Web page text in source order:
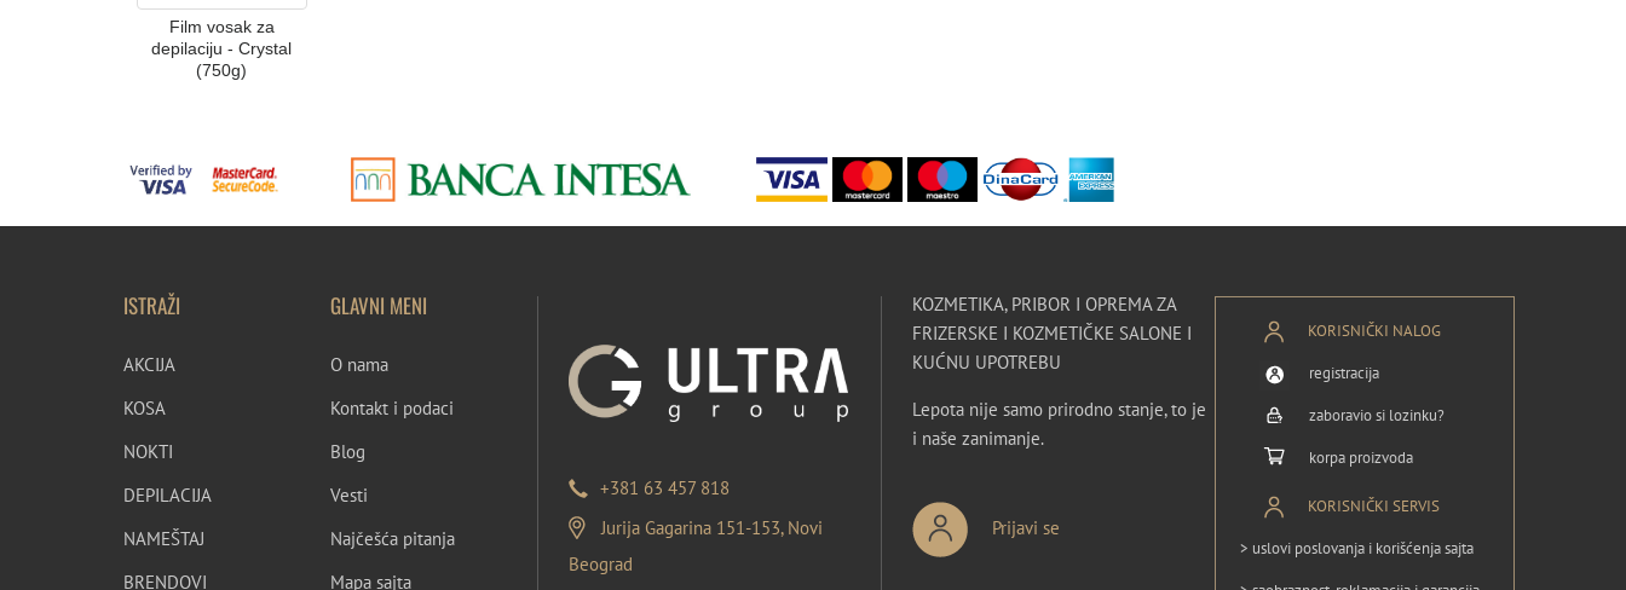
Film vosak za
depilaciju - Crystal
(750g)
ISTRAŽI
AKCIJA
KOSA
NOKTI
DEPILACIJA
NAMEŠTAJ
BRENDOVI
GLAVNI MENI
O nama
Kontakt i podaci
Blog
Vesti
Najčešća pitanja
Mapa sajta
+381 63 457 818
Jurija Gagarina 151-153, Novi
Beograd
KOZMETIKA, PRIBOR I OPREMA ZA
FRIZERSKE I KOZMETIČKE SALONE I
KUĆNU UPOTREBU
Lepota nije samo prirodno stanje, to je
i naše zanimanje.
Prijavi se
KORISNIČKI NALOG
registracija
zaboravio si lozinku?
korpa proizvoda
KORISNIČKI SERVIS
> uslovi poslovanja i korišćenja sajta